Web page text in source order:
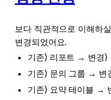
보다 직관적으로 이해하
변경되었어요.
기존) 리포트 → 변경)
기존) 문의 그룹 → 변
기존) 요약 테이블 →